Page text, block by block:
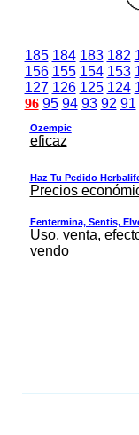
185 184 183 182
156 155 154 153
127 126 125 124
96 95 94 93 92 91
Ozempic
eficaz
Haz Tu Pedido
Precios
Fentermina, Sentis,
Uso, venta,
vendo